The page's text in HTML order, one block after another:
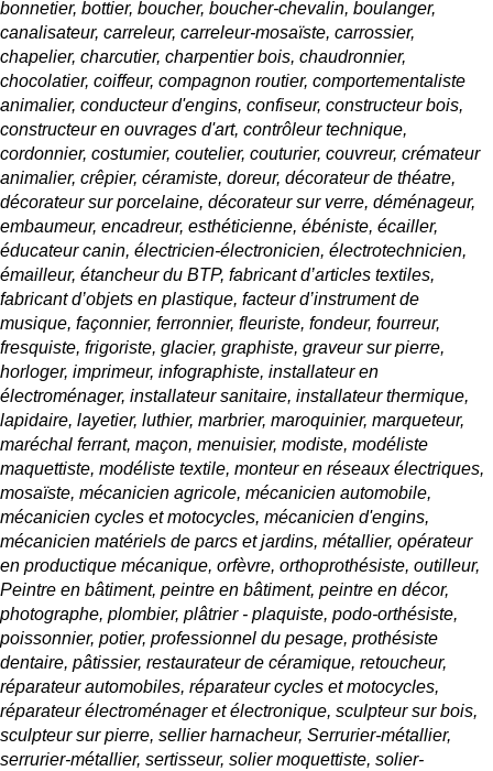
bonnetier, bottier, boucher, boucher-chevalin, boulanger,
canalisateur, carreleur, carreleur-mosaïste, carrossier,
chapelier, charcutier, charpentier bois, chaudronnier,
chocolatier, coiffeur, compagnon routier, comportementaliste
animalier, conducteur d'engins, confiseur, constructeur bois,
constructeur en ouvrages d'art, contrôleur technique,
cordonnier, costumier, coutelier, couturier, couvreur, crémateur
animalier, crêpier, céramiste, doreur, décorateur de théatre,
décorateur sur porcelaine, décorateur sur verre, déménageur,
embaumeur, encadreur, esthéticienne, ébéniste, écailler,
éducateur canin, électricien-électronicien, électrotechnicien,
émailleur, étancheur du BTP, fabricant d’articles textiles,
fabricant d’objets en plastique, facteur d’instrument de
musique, façonnier, ferronnier, fleuriste, fondeur, fourreur,
fresquiste, frigoriste, glacier, graphiste, graveur sur pierre,
horloger, imprimeur, infographiste, installateur en
électroménager, installateur sanitaire, installateur thermique,
lapidaire, layetier, luthier, marbrier, maroquinier, marqueteur,
maréchal ferrant, maçon, menuisier, modiste, modéliste
maquettiste, modéliste textile, monteur en réseaux électriques,
mosaïste, mécanicien agricole, mécanicien automobile,
mécanicien cycles et motocycles, mécanicien d'engins,
mécanicien matériels de parcs et jardins, métallier, opérateur
en productique mécanique, orfèvre, orthoprothésiste, outilleur,
Peintre en bâtiment, peintre en bâtiment, peintre en décor,
photographe, plombier, plâtrier - plaquiste, podo-orthésiste,
poissonnier, potier, professionnel du pesage, prothésiste
dentaire, pâtissier, restaurateur de céramique, retoucheur,
réparateur automobiles, réparateur cycles et motocycles,
réparateur électroménager et électronique, sculpteur sur bois,
sculpteur sur pierre, sellier harnacheur, Serrurier-métallier,
serrurier-métallier, sertisseur, solier moquettiste, solier-